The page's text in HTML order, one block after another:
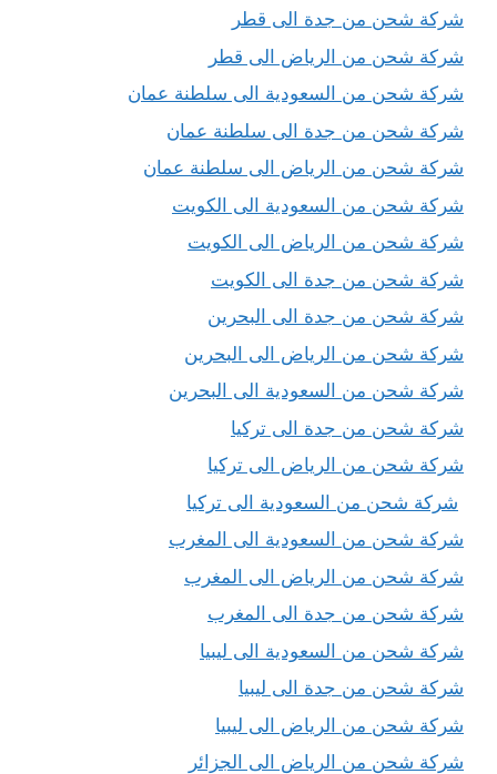
شركة شحن من جدة الى قطر
شركة شحن من الرياض الى قطر
شركة شحن من السعودية الى سلطنة عمان
شركة شحن من جدة الى سلطنة عمان
شركة شحن من الرياض الى سلطنة عمان
شركة شحن من السعودية الى الكويت
شركة شحن من الرياض الى الكويت
شركة شحن من جدة الى الكويت
شركة شحن من جدة الى البحرين
شركة شحن من الرياض الى البحرين
شركة شحن من السعودية الى البحرين
شركة شحن من جدة الى تركيا
شركة شحن من الرياض الى تركيا
شركة شحن من السعودية الى تركيا
شركة شحن من السعودية الى المغرب
شركة شحن من الرياض الى المغرب
شركة شحن من جدة الى المغرب
شركة شحن من السعودية الى ليبيا
شركة شحن من جدة الى ليبيا
شركة شحن من الرياض الى ليبيا
شركة شحن من الرياض الى الجزائر